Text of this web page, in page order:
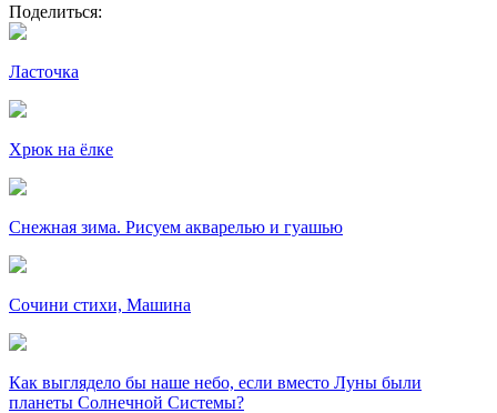
Поделиться:
Ласточка
Хрюк на ёлке
Снежная зима. Рисуем акварелью и гуашью
Сочини стихи, Машина
Как выглядело бы наше небо, если вместо Луны были
планеты Солнечной Системы?